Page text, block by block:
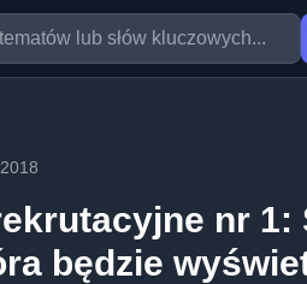
nr 1:
będzie